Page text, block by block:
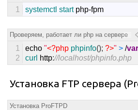
1 systemctl start php-fpm
Проверяем, работает ли php на сервере
1
2
echo "<?php phpinfo(); ?>" > /var
curl http://localhost/phpinfo.php
Установка FTP сервера
Установка ProFTPD